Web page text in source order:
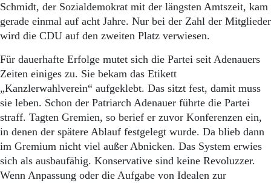
Schmidt, der Sozialdemokrat mit der längsten Amtszeit, kam
gerade einmal auf acht Jahre. Nur bei der Zahl der Mitglieder
wird die CDU auf den zweiten Platz verwiesen.
Für dauerhafte Erfolge mutet sich die Partei seit Adenauers
Zeiten einiges zu. Sie bekam das Etikett
„Kanzlerwahlverein“ aufgeklebt. Das sitzt fest, damit muss
sie leben. Schon der Patriarch Adenauer führte die Partei
straff. Tagten Gremien, so berief er zuvor Konferenzen ein,
in denen der spätere Ablauf festgelegt wurde. Da blieb dann
im Gremium nicht viel außer Abnicken. Das System erwies
sich als ausbaufähig. Konservative sind keine Revoluzzer.
Wenn Anpassung oder die Aufgabe von Idealen zur